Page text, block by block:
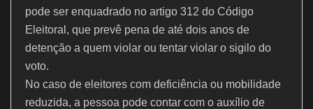
pode ser enquadrado no artigo 312 do Código
Eleitoral, que prevê pena de até dois anos de
detenção a quem violar ou tentar violar o sigilo do
voto.
No caso de eleitores com deficiência ou mobilidade
reduzida, a pessoa pode contar com o auxílio de